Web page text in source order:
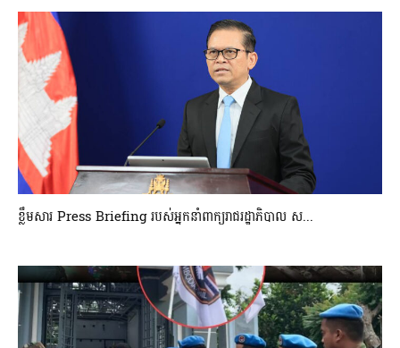
ខ្លឹមសារ Press Briefing របស់អ្នកនាំពាក្យរាជរដ្ឋាភិបាល ស...